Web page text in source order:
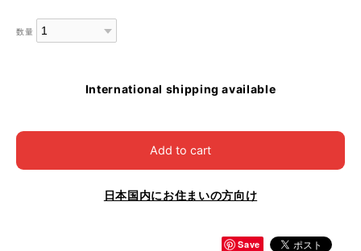
数量
International shipping available
Add to cart
日本国内にお住まいの方向け
Save